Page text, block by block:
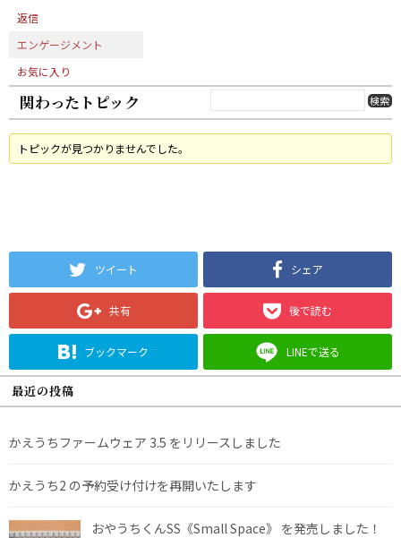
返信
エンゲージメント
お気に入り
関わったトピック
トピックが見つかりませんでした。
ツイート シェア
共有 後で読む
ブックマーク LINEで送る
最近の投稿
かえうちファームウェア 3.5 をリリースしました
かえうち2 の予約受け付けを再開いたします
おやうちくんSS《Small Space》 を発売しました！